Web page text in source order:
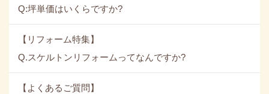
Q:坪単価はいくらですか?
【リフォーム特集】
Q.スケルトンリフォームってなんですか?
【よくあるご質問】